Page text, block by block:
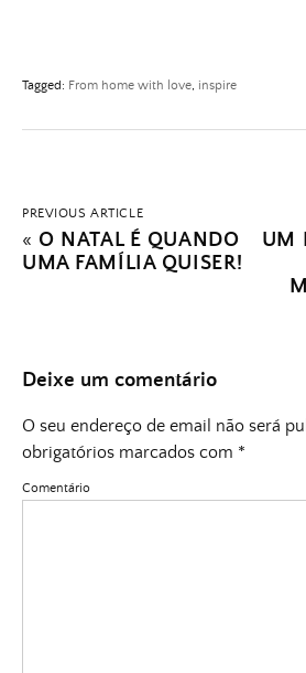
Tagged: From home with love, inspire
PREVIOUS ARTICLE
« O NATAL É QUANDO
UMA FAMÍLIA QUISER!
UM
Deixe um comentário
O seu endereço de email não será
obrigatórios marcados com *
Comentário